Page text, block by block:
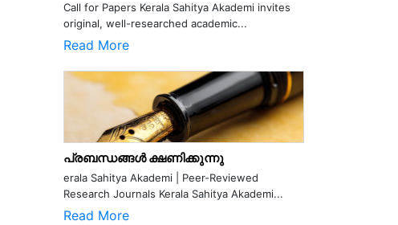
Call for Papers Kerala Sahitya Akademi invites
original, well-researched academic...
Read More
പ്രബന്ധങ്ങൾ ക്ഷണിക്കുന്നു
erala Sahitya Akademi | Peer-Reviewed
Research Journals Kerala Sahitya Akademi...
Read More